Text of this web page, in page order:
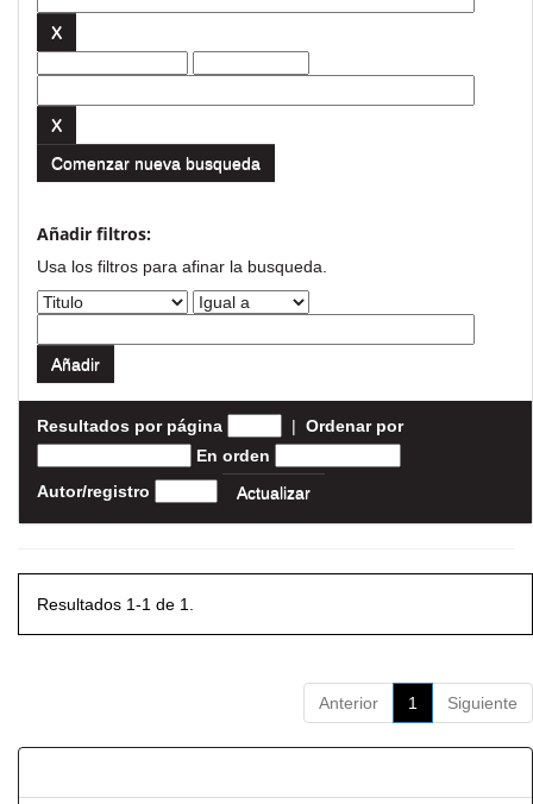
Comenzar nueva busqueda
Añadir filtros:
Usa los filtros para afinar la busqueda.
Resultados por página | Ordenar por
En orden
Autor/registro
Resultados 1-1 de 1.
Anterior 1 Siguiente